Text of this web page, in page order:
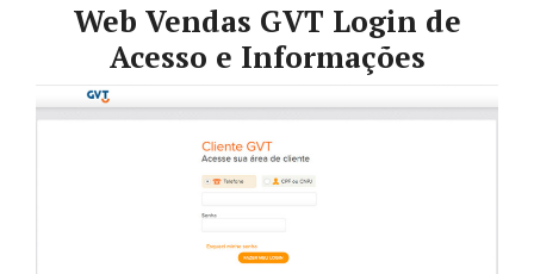
Web Vendas GVT Login de
Acesso e Informações